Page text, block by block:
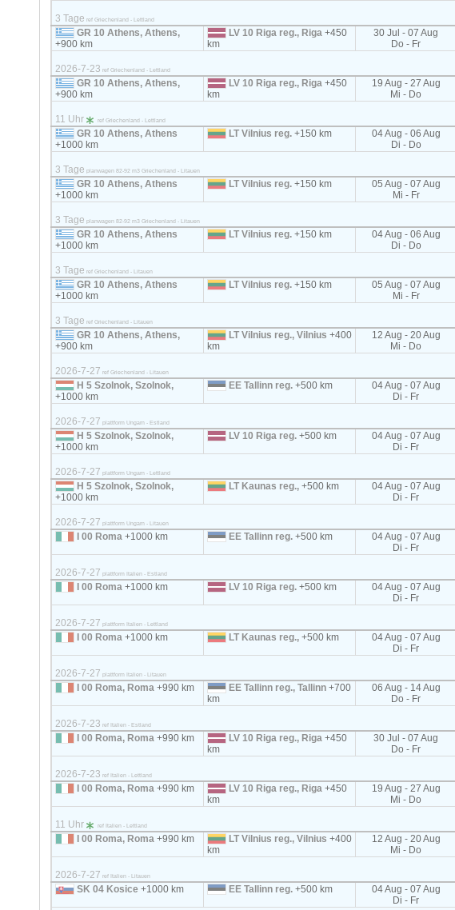
3 Tage ref Griechenland - Lettland
GR 10 Athens, Athens,
+900 km
LV 10 Riga reg., Riga +450
km
30 Jul - 07 Aug
Do - Fr
2026-7-23 ref Griechenland - Lettland
GR 10 Athens, Athens,
+900 km
LV 10 Riga reg., Riga +450
km
19 Aug - 27 Aug
Mi - Do
11 Uhr ref Griechenland - Lettland
GR 10 Athens, Athens
+1000 km
LT Vilnius reg. +150 km
04 Aug - 06 Aug
Di - Do
3 Tage planwagen 82-92 m3 Griechenland - Litauen
GR 10 Athens, Athens
+1000 km
LT Vilnius reg. +150 km
05 Aug - 07 Aug
Mi - Fr
3 Tage planwagen 82-92 m3 Griechenland - Litauen
GR 10 Athens, Athens
+1000 km
LT Vilnius reg. +150 km
04 Aug - 06 Aug
Di - Do
3 Tage ref Griechenland - Litauen
GR 10 Athens, Athens
+1000 km
LT Vilnius reg. +150 km
05 Aug - 07 Aug
Mi - Fr
3 Tage ref Griechenland - Litauen
GR 10 Athens, Athens,
+900 km
LT Vilnius reg., Vilnius +400
km
12 Aug - 20 Aug
Mi - Do
2026-7-27 ref Griechenland - Litauen
H 5 Szolnok, Szolnok,
+1000 km
EE Tallinn reg. +500 km
04 Aug - 07 Aug
Di - Fr
2026-7-27 plattform Ungarn - Estland
H 5 Szolnok, Szolnok,
+1000 km
LV 10 Riga reg. +500 km
04 Aug - 07 Aug
Di - Fr
2026-7-27 plattform Ungarn - Lettland
H 5 Szolnok, Szolnok,
+1000 km
LT Kaunas reg., +500 km
04 Aug - 07 Aug
Di - Fr
2026-7-27 plattform Ungarn - Litauen
I 00 Roma +1000 km EE Tallinn reg. +500 km
04 Aug - 07 Aug
Di - Fr
2026-7-27 plattform Italien - Estland
I 00 Roma +1000 km LV 10 Riga reg. +500 km
04 Aug - 07 Aug
Di - Fr
2026-7-27 plattform Italien - Lettland
I 00 Roma +1000 km LT Kaunas reg., +500 km
04 Aug - 07 Aug
Di - Fr
2026-7-27 plattform Italien - Litauen
I 00 Roma, Roma +990 km EE Tallinn reg., Tallinn +700
km
06 Aug - 14 Aug
Do - Fr
2026-7-23 ref Italien - Estland
I 00 Roma, Roma +990 km LV 10 Riga reg., Riga +450
km
30 Jul - 07 Aug
Do - Fr
2026-7-23 ref Italien - Lettland
I 00 Roma, Roma +990 km LV 10 Riga reg., Riga +450
km
19 Aug - 27 Aug
Mi - Do
11 Uhr ref Italien - Lettland
I 00 Roma, Roma +990 km LT Vilnius reg., Vilnius +400
km
12 Aug - 20 Aug
Mi - Do
2026-7-27 ref Italien - Litauen
SK 04 Kosice +1000 km EE Tallinn reg. +500 km
04 Aug - 07 Aug
Di - Fr